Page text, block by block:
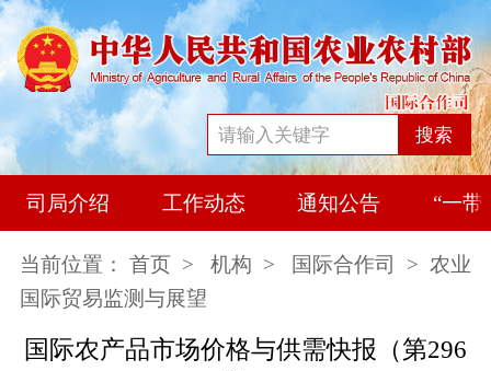
搜索
司局介绍 工作动态 通知公告 “一带
当前位置： 首页 > 机构 > 国际合作司
> 农业
国际贸易监测与展望
国际农产品市场价格与供需快报（第296